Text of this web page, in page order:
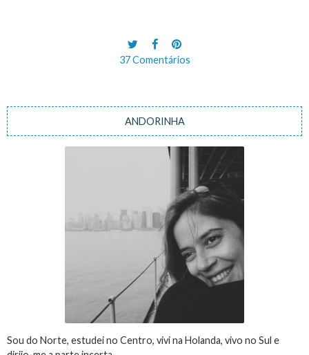
37 Comentários
ANDORINHA
Sou do Norte, estudei no Centro, vivi na Holanda, vivo no Sul e